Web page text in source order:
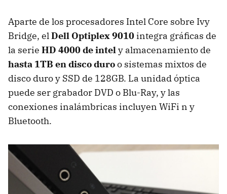
Aparte de los procesadores Intel Core sobre Ivy
Bridge, elDell Optiplex 9010 integra gráficas de
la serie HD 4000 de intely almacenamiento de
hasta 1TB en disco duroo sistemas mixtos de
disco duro y SSD de 128GB. La unidad óptica
puede ser grabador DVD o Blu-Ray, y las
conexiones inalámbricas incluyen WiFi n y
Bluetooth.